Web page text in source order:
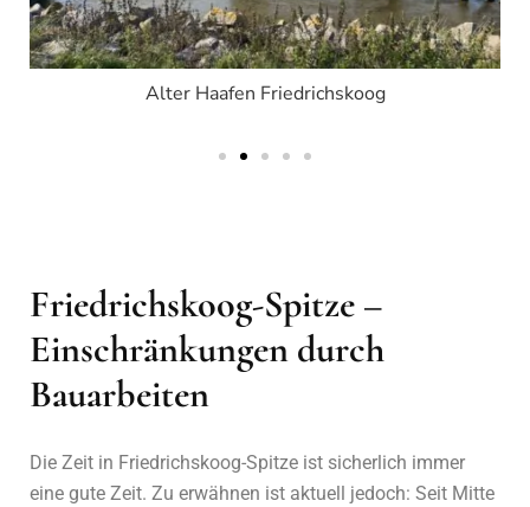
Alter Haafen Friedrichskoog
Friedrichskoog-Spitze –
Einschränkungen durch
Bauarbeiten
Die Zeit in Friedrichskoog-Spitze ist sicherlich immer
eine gute Zeit. Zu erwähnen ist aktuell jedoch: Seit Mitte